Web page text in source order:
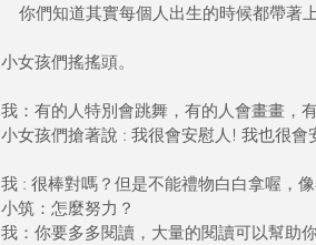
你們知道其實每個人出生的時候都帶著
小女孩們搖搖頭。
我：有的人特別會跳舞，有的人會畫畫，
小女孩們搶著說 : 我很會安慰人! 我也很會
我 : 很棒對嗎？但是不能禮物白白拿喔，
小筑：怎麼努力？
我：你要多多閱讀，大量的閱讀可以幫助